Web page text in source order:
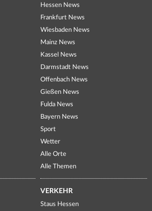
Hessen News
Frankfurt News
Wiesbaden News
Mainz News
Kassel News
Darmstadt News
Offenbach News
Gießen News
Fulda News
Bayern News
Sport
Wetter
Alle Orte
Alle Themen
VERKEHR
Staus Hessen